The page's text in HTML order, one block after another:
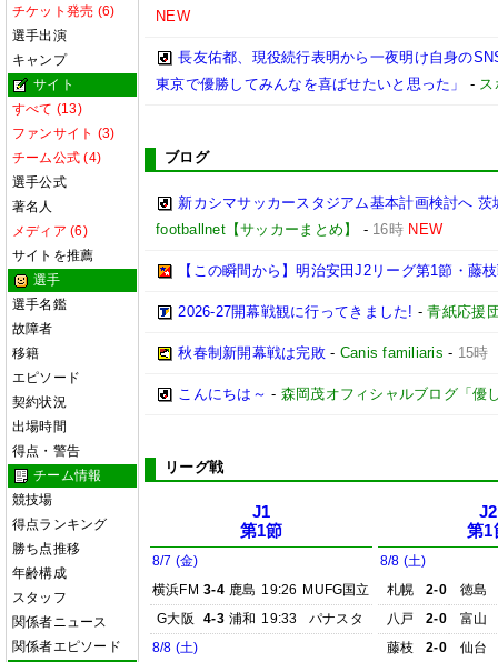
チケット発売 (6)
選手出演
キャンプ
サイト
すべて (13)
ファンサイト (3)
チーム公式 (4)
選手公式
著名人
メディア (6)
サイトを推薦
選手
選手名鑑
故障者
移籍
エピソード
契約状況
出場時間
得点・警告
チーム情報
競技場
得点ランキング
勝ち点推移
年齢構成
スタッフ
関係者ニュース
関係者エピソード
NEW
長友佑都、現役続行表明から一夜明け自身の
東京で優勝してみんなを喜ばせたいと思った」
- ス
ブログ
新カシマサッカースタジアム基本計画検討へ
footballnet【サッカーまとめ】
- 16時 NEW
【この瞬間から】明治安田J2リーグ第1節・藤
2026-27開幕戦観に行ってきました! -青紙応援
秋春制新開幕戦は完敗- Canis familiaris - 15時
こんにちは～ - 森岡茂オフィシャルブログ「優
リーグ戦
J1
第1節
8/7 (金)
横浜FM 3-4 鹿島 19:26 MUFG国立
G大阪
4-3 浦和 19:33
パナスタ
8/8 (土)
J2
第1
8/8 (土)
札幌
2-0
徳島
八戸
2-0
富山
藤枝
2-0
仙台